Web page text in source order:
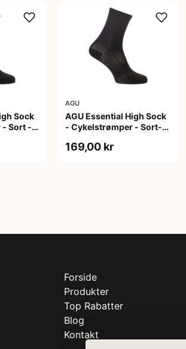
Sock
- Sort -
AGU
AGU Essential High Sock
- Cykelstrømper - Sort-
169,00 kr
Forside
Produkter
Top Rabatter
Blog
Kontakt